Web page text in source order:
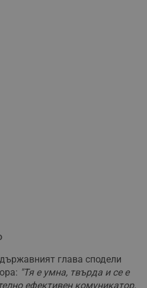
глава сподели
"Тя е умна, твърда и се е
ефективен комуникатор.